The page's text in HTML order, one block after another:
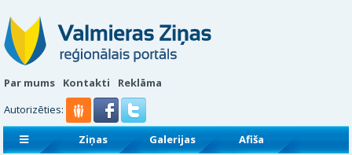
Par mums Kontakti
Reklāma
Autorizēties:
Ziņas Galerijas
Afiša